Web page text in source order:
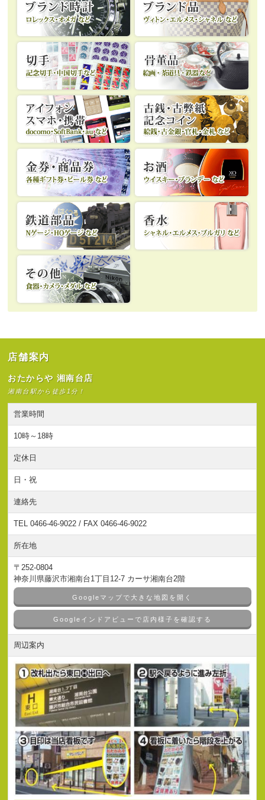
店舗案内
おたからや 湘南台店
湘南台駅から徒歩1分！
営業時間
10時～18時
定休日
日・祝
連絡先
TEL 0466-46-9022 / FAX 0466-46-9022
所在地
〒252-0804
神奈川県藤沢市湘南台1丁目12-7 カーサ湘南台2階
Googleマップで大きな地図を開く
Googleインドアビューで店内様子を確認する
周辺案内